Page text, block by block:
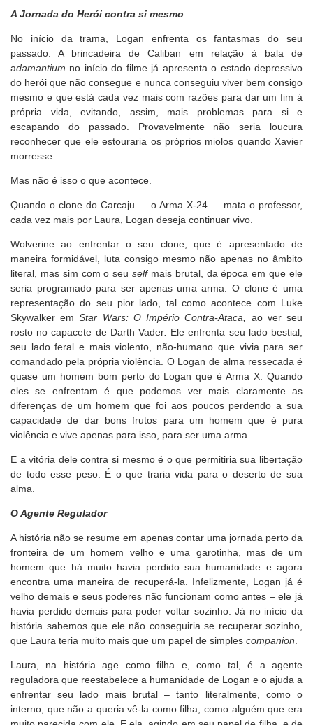
A Jornada do Herói contra si mesmo
No início da trama, Logan enfrenta os fantasmas do seu
passado. A brincadeira de Caliban em relação à bala de
adamantium no início do filme já apresenta o estado depressivo
do herói que não consegue e nunca conseguiu viver bem consigo
mesmo e que está cada vez mais com razões para dar um fim à
própria vida, evitando, assim, mais problemas para si e
escapando do passado. Provavelmente não seria loucura
reconhecer que ele estouraria os próprios miolos quando Xavier
morresse.
Mas não é isso o que acontece.
Quando o clone do Carcaju – o Arma X-24 – mata o professor,
cada vez mais por Laura, Logan deseja continuar vivo.
Wolverine ao enfrentar o seu clone, que é apresentado de
maneira formidável, luta consigo mesmo não apenas no âmbito
literal, mas sim com o seuselfmais brutal, da época em que ele
seria programado para ser apenas uma arma. O clone é uma
representação do seu pior lado, tal como acontece com Luke
Skywalker emStar Wars: O Império Contra-Ataca
ao ver seu
rosto no capacete de Darth Vader
Ele enfrenta seu lado bestial,
seu lado feral e mais violento, não-humano que vivia para ser
comandado pela própria violência. O Logan de alma ressecada é
quase um homem bom perto do Logan que é Arma X. Quando
eles se enfrentam é que podemos ver mais claramente as
diferenças de um homem que foi aos poucos perdendo a sua
capacidade de dar bons frutos para um homem que é pura
violência e vive apenas para isso, para ser uma arma.
E a vitória dele contra si mesmo é o que permitiria sua libertação
de todo esse peso. É o que traria vida para o deserto de sua
alma.
O Agente Regulador
A história não se resume em apenas contar uma jornada perto da
fronteira de um homem velho e uma garotinha, mas de um
homem que há muito havia perdido sua humanidade e agora
encontra uma maneira de recuperá-la. Infelizmente, Logan já é
velho demais e seus poderes não funcionam como antes – ele já
havia perdido demais para poder voltar sozinho. Já no início da
história sabemos que ele não conseguiria se recuperar sozinho,
que Laura teria muito mais que um papel de simples companion
Laura, na história age como filha e, como tal, é a agente
reguladora que reestabelece a humanidade de Logan e o ajuda a
enfrentar seu lado mais brutal – tanto literalmente, como o
interno, que não a queria vê-la como filha, como alguém que era